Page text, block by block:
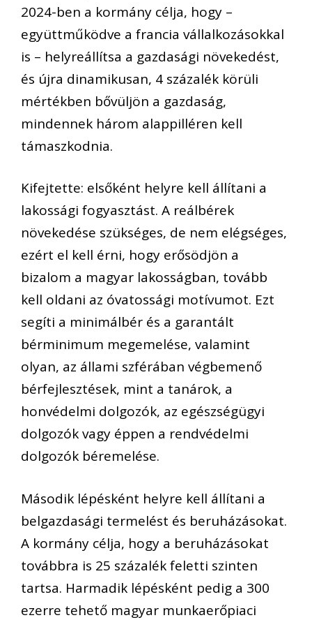
2024-ben a kormány célja, hogy –
együttműködve a francia vállalkozásokkal
is – helyreállítsa a gazdasági növekedést,
és újra dinamikusan, 4 százalék körüli
mértékben bővüljön a gazdaság,
mindennek három alappilléren kell
támaszkodnia.
Kifejtette: elsőként helyre kell állítani a
lakossági fogyasztást. A reálbérek
növekedése szükséges, de nem elégséges,
ezért el kell érni, hogy erősödjön a
bizalom a magyar lakosságban, tovább
kell oldani az óvatossági motívumot. Ezt
segíti a minimálbér és a garantált
bérminimum megemelése, valamint
olyan, az állami szférában végbemenő
bérfejlesztések, mint a tanárok, a
honvédelmi dolgozók, az egészségügyi
dolgozók vagy éppen a rendvédelmi
dolgozók béremelése.
Második lépésként helyre kell állítani a
belgazdasági termelést és beruházásokat.
A kormány célja, hogy a beruházásokat
továbbra is 25 százalék feletti szinten
tartsa. Harmadik lépésként pedig a 300
ezerre tehető magyar munkaerőpiaci